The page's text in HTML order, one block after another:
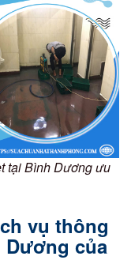
tại Bình Dương ưu
vụ thông
của